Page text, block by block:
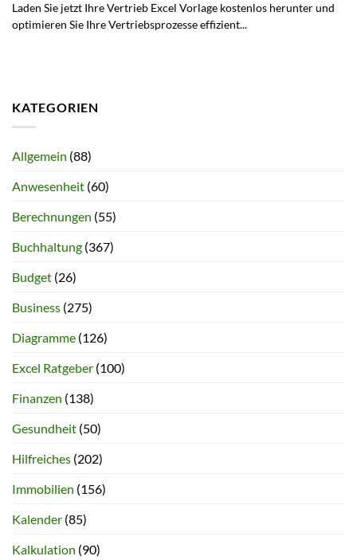
Laden Sie jetzt Ihre Vertrieb Excel Vorlage kostenlos herunter und
optimieren Sie Ihre Vertriebsprozesse effizient...
KATEGORIEN
Allgemein (88)
Anwesenheit (60)
Berechnungen (55)
Buchhaltung (367)
Budget (26)
Business (275)
Diagramme (126)
Excel Ratgeber (100)
Finanzen (138)
Gesundheit (50)
Hilfreiches (202)
Immobilien (156)
Kalender (85)
Kalkulation (90)